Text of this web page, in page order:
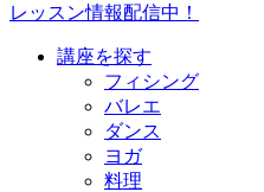
レッスン情報配信中！
講座を探す
フィシング
バレエ
ダンス
ヨガ
料理